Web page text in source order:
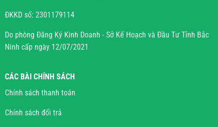
ĐKKD số: 2301179114
Do phòng Đăng Ký Kinh Doanh - Sở Kế Hoạch và Đầu Tư Tỉnh Bắc
Ninh cấp ngày 12/07/2021
CÁC BÀI CHÍNH SÁCH
Chính sách thanh toán
Chính sách đổi trả